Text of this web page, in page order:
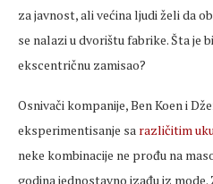
za javnost, ali većina ljudi želi da
se nalazi u dvorištu fabrike. Šta je
ekscentričnu zamisao?
Osnivači kompanije, Ben Koen i
eksperimentisanje sa različitim
neke kombinacije ne prođu na
godina jednostavno izađu iz